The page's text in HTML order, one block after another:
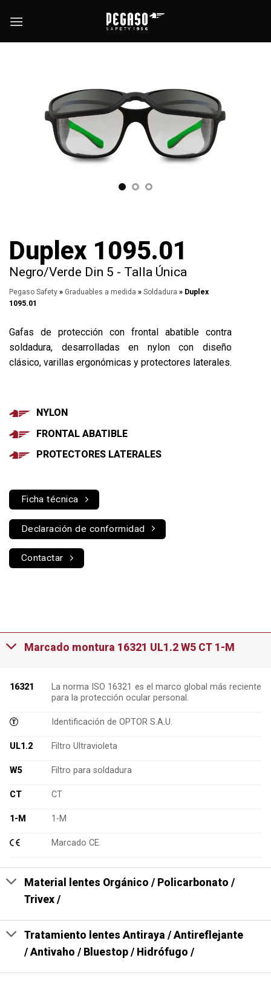
Duplex 1095.01
Negro/Verde Din 5 - Talla Única
Pegaso Safety » Graduables a medida » Soldadura » Duplex
1095.01
Gafas de protección con frontal abatible contra
soldadura, desarrolladas en nylon con diseño
clásico, varillas ergonómicas y protectores laterales.
NYLON
FRONTAL ABATIBLE
PROTECTORES LATERALES
Ficha técnica
Declaración de conformidad
Contactar
Marcado montura 16321 UL1.2 W5 CT 1-M
16321
La norma ISO 16321 es el marco global más reciente
para la protección ocular personal.
Identificación de OPTOR S.A.U.
UL1.2 Filtro Ultravioleta
W5 Filtro para soldadura
CT CT
1-M 1-M
Marcado CE.
Material lentes Orgánico / Policarbonato /
Trivex /
Tratamiento lentes Antiraya / Antireflejante
/ Antivaho / Bluestop / Hidrófugo /